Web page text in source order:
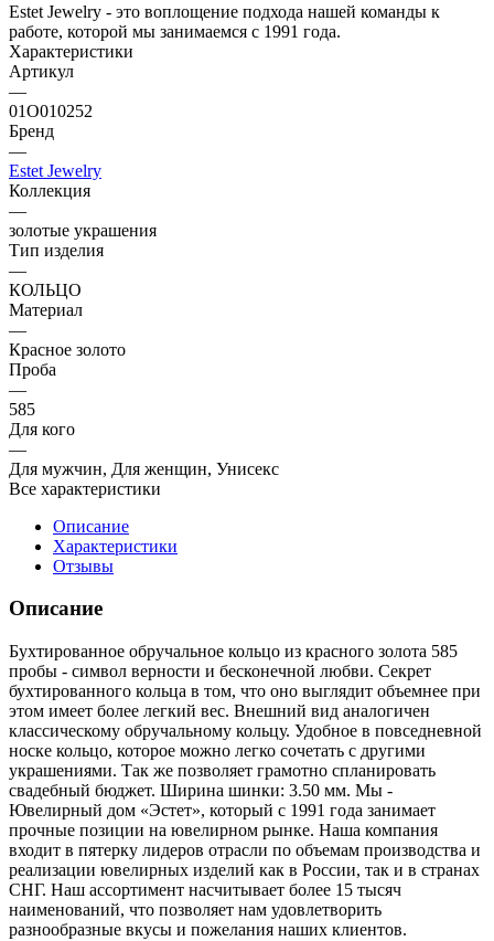
Estet Jewelry - это воплощение подхода нашей команды к
работе, которой мы занимаемся с 1991 года.
Характеристики
Артикул
—
01О010252
Бренд
—
Estet Jewelry
Коллекция
—
золотые украшения
Тип изделия
—
КОЛЬЦО
Материал
—
Красное золото
Проба
—
585
Для кого
—
Для мужчин, Для женщин, Унисекс
Все характеристики
Описание
Характеристики
Отзывы
Описание
Бухтированное обручальное кольцо из красного золота 585
пробы - символ верности и бесконечной любви. Секрет
бухтированного кольца в том, что оно выглядит объемнее при
этом имеет более легкий вес. Внешний вид аналогичен
классическому обручальному кольцу. Удобное в повседневной
носке кольцо, которое можно легко сочетать с другими
украшениями. Так же позволяет грамотно спланировать
свадебный бюджет. Ширина шинки: 3.50 мм. Мы -
Ювелирный дом «Эстет», который с 1991 года занимает
прочные позиции на ювелирном рынке. Наша компания
входит в пятерку лидеров отрасли по объемам производства и
реализации ювелирных изделий как в России, так и в странах
СНГ. Наш ассортимент насчитывает более 15 тысяч
наименований, что позволяет нам удовлетворить
разнообразные вкусы и пожелания наших клиентов.